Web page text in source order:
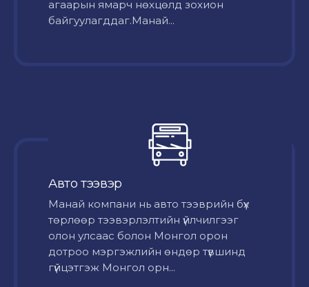
агаарын ямарч нөхцөлд зохион
байгуулагддаг.Манай...
Авто тээвэр
Mанай компани нь авто тээврийн бүх
төрлөөр тээвэрлэлтийн үйлчилгээг
олон улсаас болон Монгол орон
дотроо мэргэжлийн өндөр түвшинд
гүйцэтгэж Монгол орн...